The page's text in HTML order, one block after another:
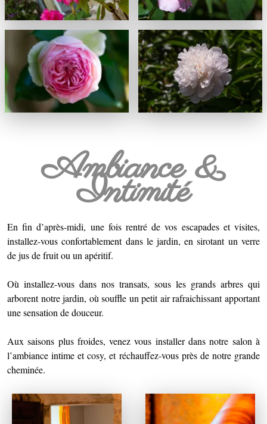
Ambiance &
Intimité
En fin d’après-midi, une fois rentré de vos escapades et visites,
installez-vous confortablement dans le jardin, en sirotant un verre
de jus de fruit ou un apéritif.
Où installez-vous dans nos transats, sous les grands arbres qui
arborent notre jardin, où souffle un petit air rafraichissant apportant
une sensation de douceur.
Aux saisons plus froides, venez vous installer dans notre salon à
l’ambiance intime et cosy, et réchauffez-vous près de notre grande
cheminée.